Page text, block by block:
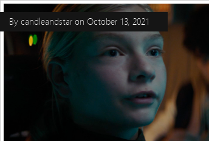
By candleandstar on October 13, 2021